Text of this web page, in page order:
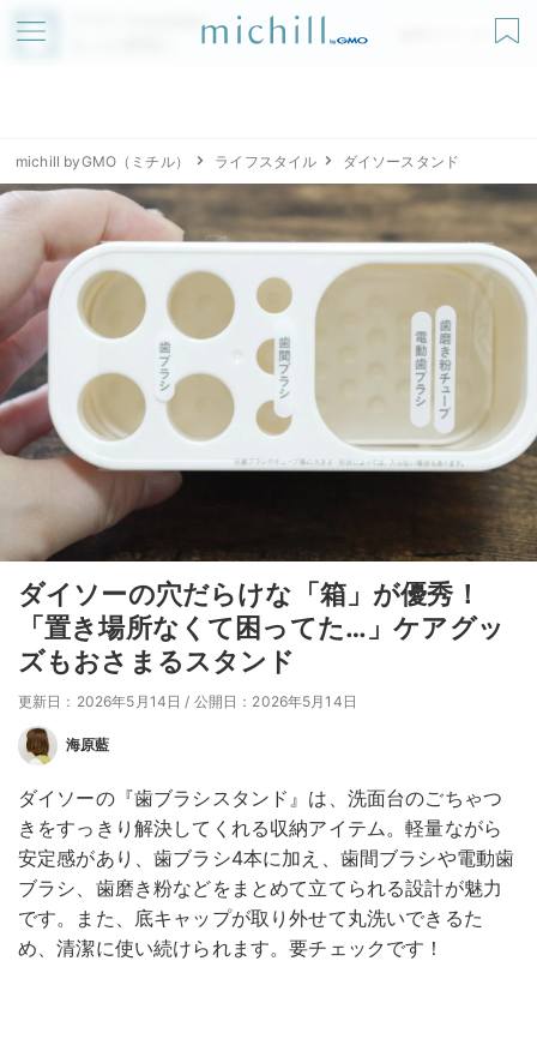
アプリでmichillが
無料ダウンロード
michill byGMO（ミチル） ライフスタイル ダイソースタンド
ダイソーの穴だらけな「箱」が優秀！
「置き場所なくて困ってた…」ケアグッ
ズもおさまるスタンド
更新日：2026年5月14日 / 公開日：2026年5月14日
海原藍
ダイソーの『歯ブラシスタンド』は、洗面台のごちゃつ
きをすっきり解決してくれる収納アイテム。軽量ながら
安定感があり、歯ブラシ4本に加え、歯間ブラシや電動歯
ブラシ、歯磨き粉などをまとめて立てられる設計が魅力
です。また、底キャップが取り外せて丸洗いできるた
め、清潔に使い続けられます。要チェックです！